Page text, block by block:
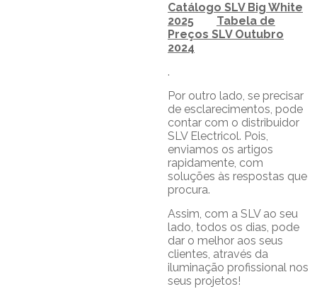
Catálogo SLV Big White
2025
Tabela de
Preços SLV Outubro
2024
.
Por outro lado, se precisar
de esclarecimentos, pode
contar com o distribuidor
SLV Electricol. Pois,
enviamos os artigos
rapidamente, com
soluções às respostas que
procura.
Assim, com a SLV ao seu
lado, todos os dias, pode
dar o melhor aos seus
clientes, através da
iluminação profissional nos
seus projetos!